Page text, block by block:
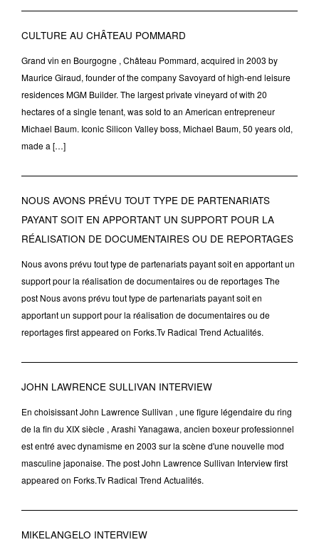
CULTURE AU CHÂTEAU POMMARD
Grand vin en Bourgogne , Château Pommard, acquired in 2003 by
Maurice Giraud, founder of the company Savoyard of high-end leisure
residences MGM Builder. The largest private vineyard of with 20
hectares of a single tenant, was sold to an American entrepreneur
Michael Baum. Iconic Silicon Valley boss, Michael Baum, 50 years old,
made a […]
NOUS AVONS PRÉVU TOUT TYPE DE PARTENARIATS
PAYANT SOIT EN APPORTANT UN SUPPORT POUR LA
RÉALISATION DE DOCUMENTAIRES OU DE REPORTAGES
Nous avons prévu tout type de partenariats payant soit en apportant un
support pour la réalisation de documentaires ou de reportages The
post Nous avons prévu tout type de partenariats payant soit en
apportant un support pour la réalisation de documentaires ou de
reportages first appeared on Forks.Tv Radical Trend Actualités.
JOHN LAWRENCE SULLIVAN INTERVIEW
En choisissant John Lawrence Sullivan , une figure légendaire du ring
de la fin du XIX siècle , Arashi Yanagawa, ancien boxeur professionnel
est entré avec dynamisme en 2003 sur la scène d'une nouvelle mod
masculine japonaise. The post John Lawrence Sullivan Interview first
appeared on Forks.Tv Radical Trend Actualités.
MIKELANGELO INTERVIEW